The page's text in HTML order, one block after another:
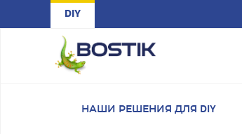
Skip to main content
DIY
НАШИ РЕШЕНИЯ ДЛЯ DIY